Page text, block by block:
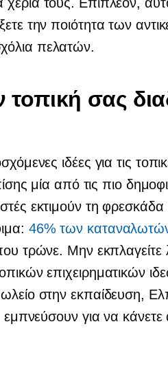
την ποιότητα των
πελατών.
τοπική σας
ιδέες για τις
μία από τις πιο
εκτιμούν τη
46% των
τρώνε. Μην εκπλαγείτε
επιχειρηματικών
στην εκπαίδευση,
εμπνεύσουν για να